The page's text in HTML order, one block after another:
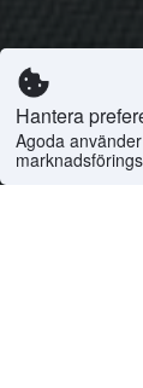
Hantera
Agoda